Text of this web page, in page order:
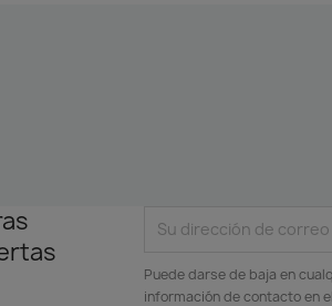
Puede darse de baja en
información de contacto en